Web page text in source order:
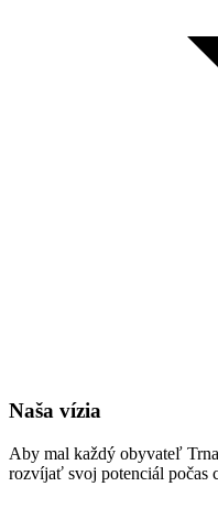
Naša vízia
Aby mal každý obyvateľ
rozvíjať svoj potenciál počas